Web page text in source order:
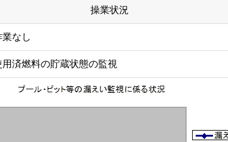
操業状況
業なし
用済燃料の貯蔵状態の監視